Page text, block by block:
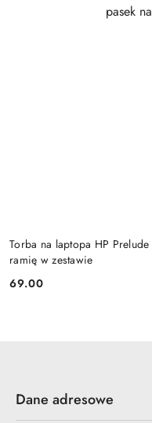
Torba na laptopa HP
ramię w zestawie
Cena:
69.00
Dane adresowe